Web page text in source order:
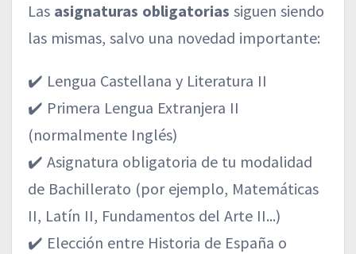
Las asignaturas obligatorias siguen siendo
las mismas, salvo una novedad importante:
✔️ Lengua Castellana y Literatura II
✔️ Primera Lengua Extranjera II
(normalmente Inglés)
✔️ Asignatura obligatoria de tu modalidad
de Bachillerato (por ejemplo, Matemáticas
II, Latín II, Fundamentos del Arte II...)
✔️ Elección entre Historia de España o